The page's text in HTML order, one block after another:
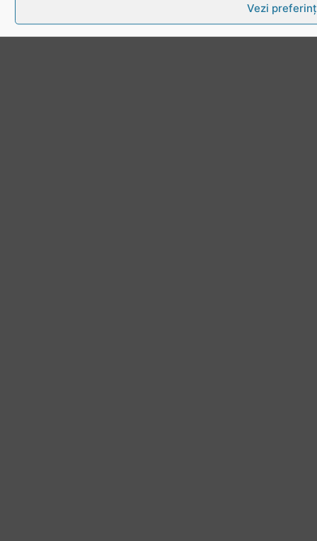
Vezi